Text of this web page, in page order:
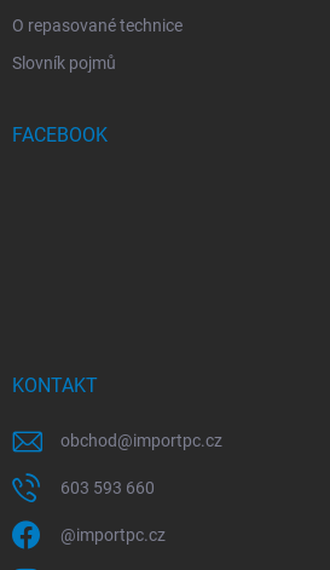
O repasované technice
Slovník pojmů
FACEBOOK
KONTAKT
obchod@importpc.cz
603 593 660
@importpc.cz